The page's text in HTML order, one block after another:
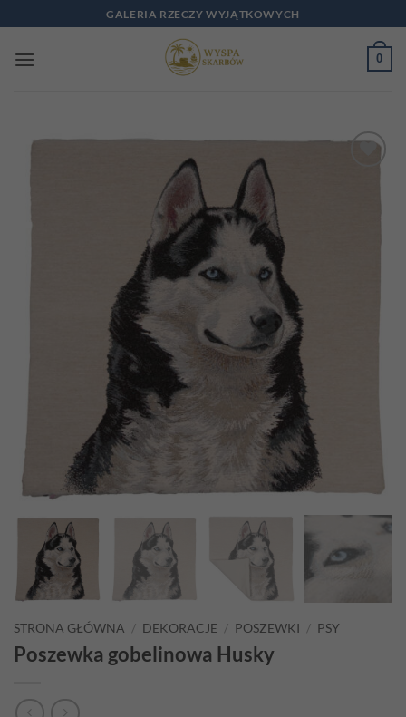
do
zawartości
GALERIA RZECZY WYJĄTKOWYCH
0
STRONA GŁÓWNA / DEKORACJE / POSZEWKI / PSY
Poszewka gobelinowa Husky